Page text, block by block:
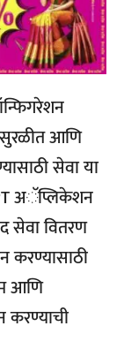
सुरळीत आणि
सेवा या
अॅप्लिकेशन
सेवा वितरण
करण्यासाठी
आणि
करण्याची